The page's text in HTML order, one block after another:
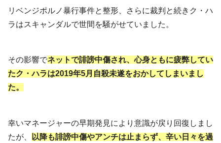
リベンジポルノ暴行事件と整形、さらに裁判と続きク・ハ
ラはスキャンダルで世間を騒がせていました。
その影響でネットで誹謗中傷され、心身ともに疲弊してい
たク・ハラは2019年5月自殺未遂をおかしてしまいまし
た。
幸いマネージャーの早期発見により意識が戻り回復しまし
たが、
以降も誹謗中傷やアンチは止まらず、辛い日々を過